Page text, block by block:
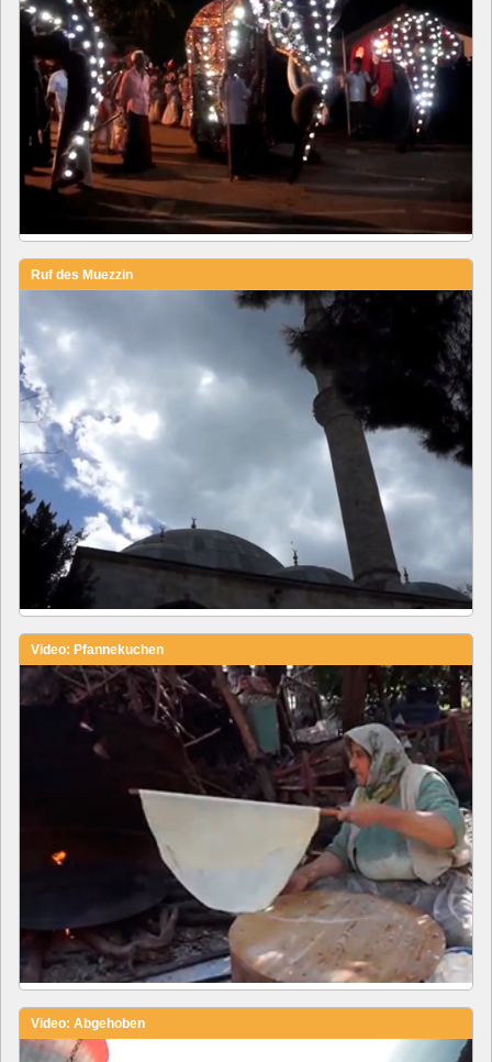
Ruf des Muezzin
Video: Pfannekuchen
Video: Abgehoben